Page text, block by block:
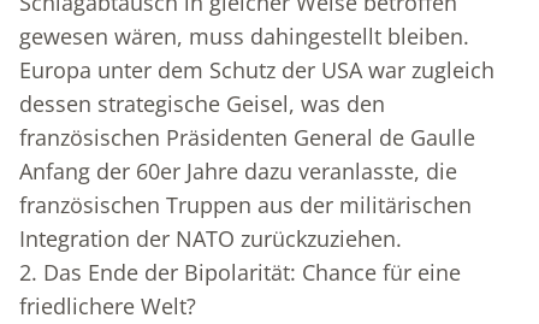
gewesen wären, muss dahingestellt bleiben.
Europa unter dem Schutz der USA war zugleich
dessen strategische Geisel, was den
französischen Präsidenten General de Gaulle
Anfang der 60er Jahre dazu veranlasste, die
französischen Truppen aus der militärischen
Integration der NATO zurückzuziehen.
2. Das Ende der Bipolarität: Chance für eine
friedlichere Welt?